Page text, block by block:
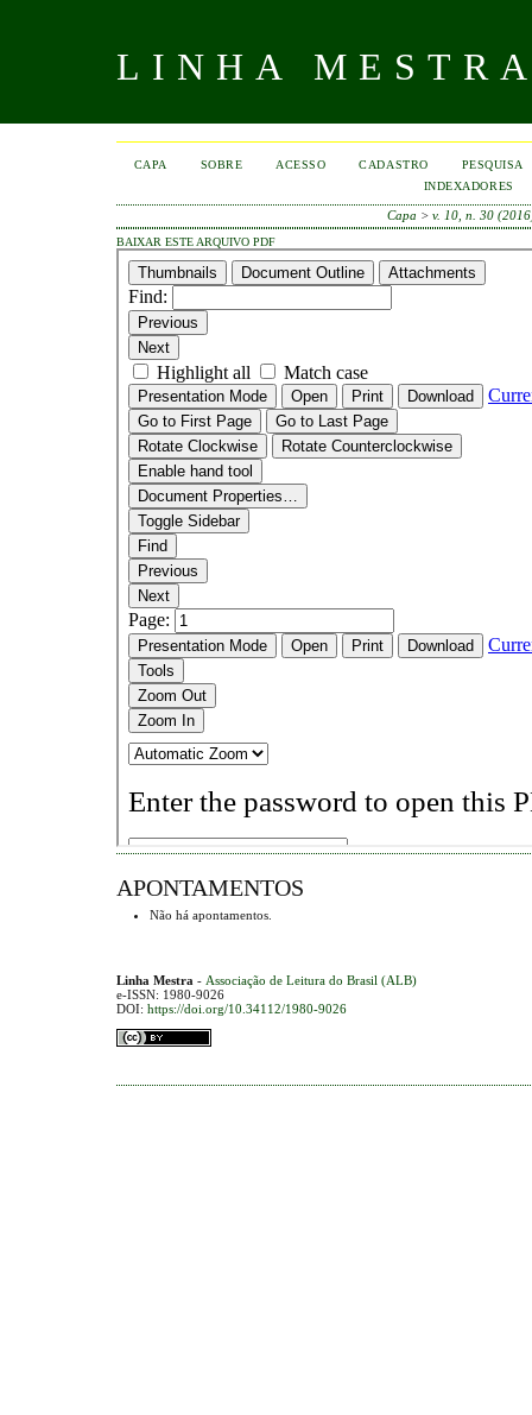
LINHA
CAPA SOBRE ACESSO CADASTRO
PESQUISA
INDEXADORES
Capa > v. 10, n. 30
BAIXAR ESTE ARQUIVO PDF
APONTAMENTOS
Não há apontamentos.
Linha Mestra - Associação de Leitura do Brasil (ALB)
e-ISSN: 1980-9026
DOI: https://doi.org/10.34112/1980-9026